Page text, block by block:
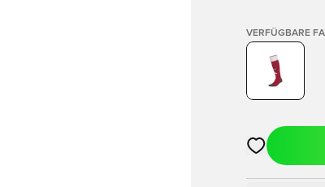
VERFÜGBARE
Öffnet ein